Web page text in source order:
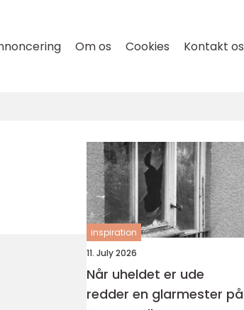
Om os Cookies Kontakt os
inspiration
11. July 2026
Når uheldet er ude
redder en glarmester på